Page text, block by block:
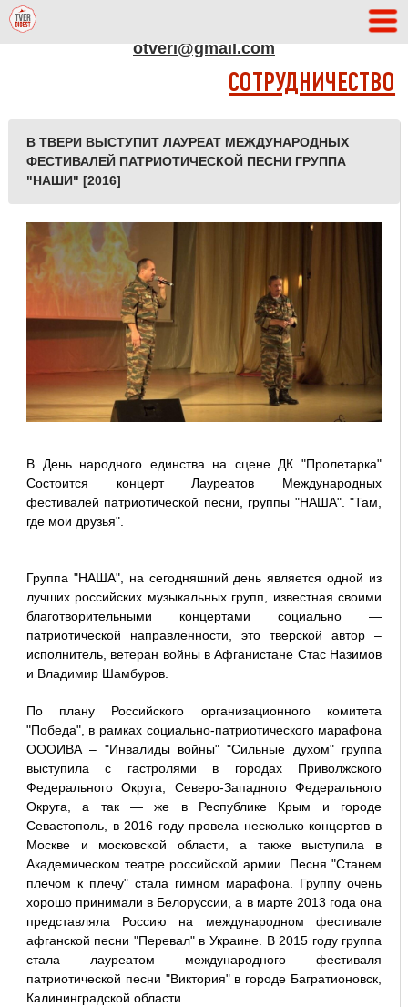
otveri@gmail.com
СОТРУДНИЧЕСТВО
В ТВЕРИ ВЫСТУПИТ ЛАУРЕАТ МЕЖДУНАРОДНЫХ
ФЕСТИВАЛЕЙ ПАТРИОТИЧЕСКОЙ ПЕСНИ ГРУППА
"НАШИ" [2016]
В День народного единства на сцене ДК "Пролетарка"
Состоится концерт Лауреатов Международных
фестивалей патриотической песни, группы "НАША". "Там,
где мои друзья".
Группа "НАША", на сегодняшний день является одной из
лучших российских музыкальных групп, известная своими
благотворительными концертами социально —
патриотической направленности, это тверской автор –
исполнитель, ветеран войны в Афганистане Стас Назимов
и Владимир Шамбуров.
По плану Российского организационного комитета
"Победа", в рамках социально-патриотического марафона
ОООИВА – "Инвалиды войны" "Сильные духом" группа
выступила с гастролями в городах Приволжского
Федерального Округа, Северо-Западного Федерального
Округа, а так — же в Республике Крым и городе
Севастополь, в 2016 году провела несколько концертов в
Москве и московской области, а также выступила в
Академическом театре российской армии. Песня "Станем
плечом к плечу" стала гимном марафона. Группу очень
хорошо принимали в Белоруссии, а в марте 2013 года она
представляла Россию на международном фестивале
афганской песни "Перевал" в Украине. В 2015 году группа
стала лауреатом международного фестиваля
патриотической песни "Виктория" в городе Багратионовск,
Калининградской области.